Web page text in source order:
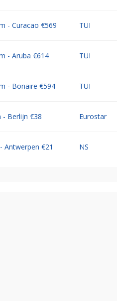
- Curacao €569 TUI
- Aruba €614 TUI
- Bonaire €594 TUI
- Berlijn €38 Eurostar
Antwerpen €21 NS